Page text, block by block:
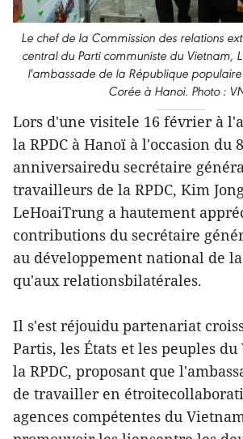
Le chef de la Commission des relations
central du Parti communiste du Vietnam,
l'ambassade de la République
Corée à Hanoi. Photo :
Lors d'une visitele 16 février à
la RPDC à Hanoï à l'occasion du
anniversairedu secrétaire
travailleurs de la RPDC, Kim
LeHoaiTrung a hautement
contributions du secrétaire
au développement national de la
qu'aux relationsbilatérales.
Il s'est réjouidu partenariat
Partis, les États et les peuples
la RPDC, proposant que
de travailler en
agences compétentes du